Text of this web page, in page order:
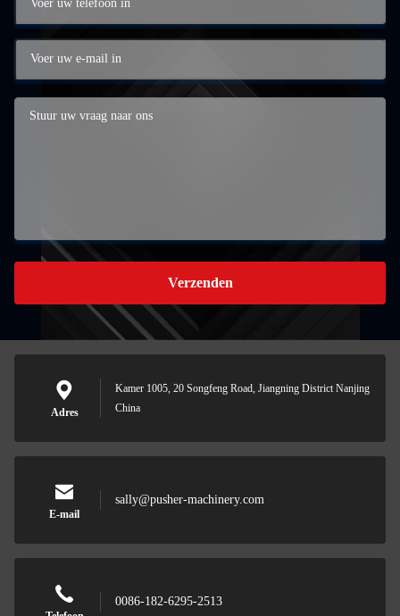
Verzenden
Adres
Kamer 1005, 20 Songfeng Road, Jiangning District Nanjing
China
E-mail
sally@pusher-machinery.com
0086-182-6295-2513